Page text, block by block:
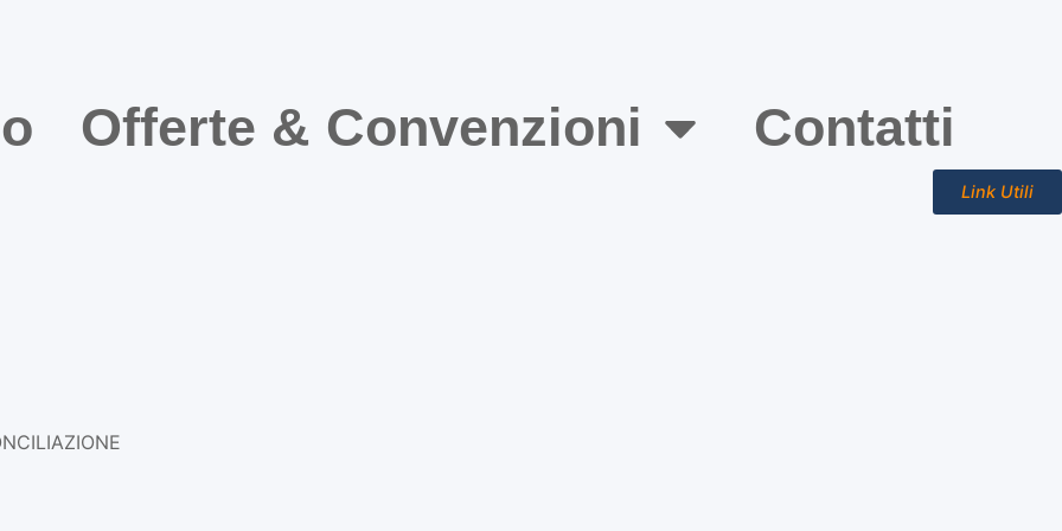
Offerte & Convenzioni Contatti
Link Utili